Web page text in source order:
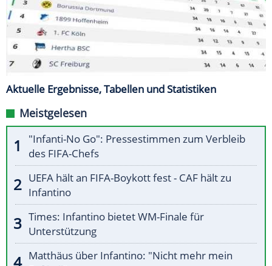
Aktuelle Ergebnisse, Tabellen und Statistiken
Meistgelesen
"Infanti-No Go": Pressestimmen zum Verbleib
des FIFA-Chefs
UEFA hält an FIFA-Boykott fest - CAF hält zu
Infantino
Times: Infantino bietet WM-Finale für
Unterstützung
Matthäus über Infantino: "Nicht mehr mein